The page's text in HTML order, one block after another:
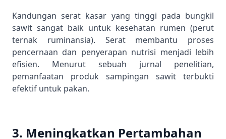
Kandungan serat kasar yang tinggi pada bungkil
sawit sangat baik untuk kesehatan rumen (perut
ternak ruminansia). Serat membantu proses
pencernaan dan penyerapan nutrisi menjadi lebih
efisien. Menurut sebuah jurnal penelitian,
pemanfaatan produk sampingan sawit terbukti
efektif untuk pakan.
3. Meningkatkan Pertambahan